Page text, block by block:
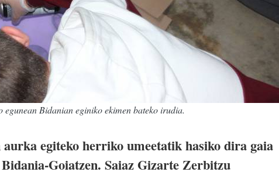
Bidanian eginiko ekimen bateko irudia.
egiteko herriko umeetatik hasiko dira gaia
Goiatzen. Saiaz Gizarte Zerbitzu